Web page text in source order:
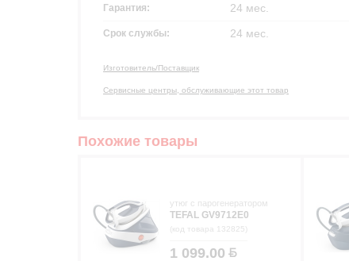
Гарантия: 24 мес.
Срок службы: 24 мес.
Изготовитель/Поставщик
Сервисные центры, обслуживающие этот товар
Похожие товары
утюг с парогенератором
TEFAL GV9712E0
(код товара 132825)
1 099.00